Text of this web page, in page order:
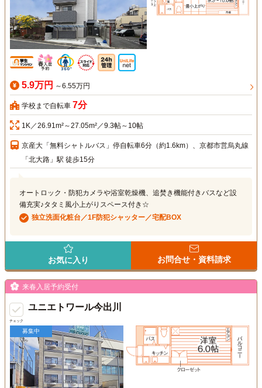
5.9万円 ～6.55万円
学校まで自転車 7分
1K／26.91m²～27.05m²／9.3帖～10帖
京産大「無料シャトルバス」停自転車6分（約1.6km）、京都市営烏丸線
「北大路」駅 徒歩15分
オートロック・防犯カメラや浴室乾燥機、追焚き機能付きバスなど設
備充実♪タタミ風小上がりスペース付き☆
独立洗面化粧台／1F防犯シャッター／宅配BOX
お気に入り お問合せ・資料請求
チェック
来春入居予約受付
ユニエトワール今出川
募集中